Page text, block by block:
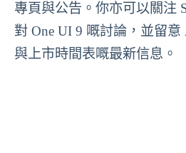
專頁與公告。你亦可以關注
對 One UI 9 嘅討論，並留
與上市時間表嘅最新信息。